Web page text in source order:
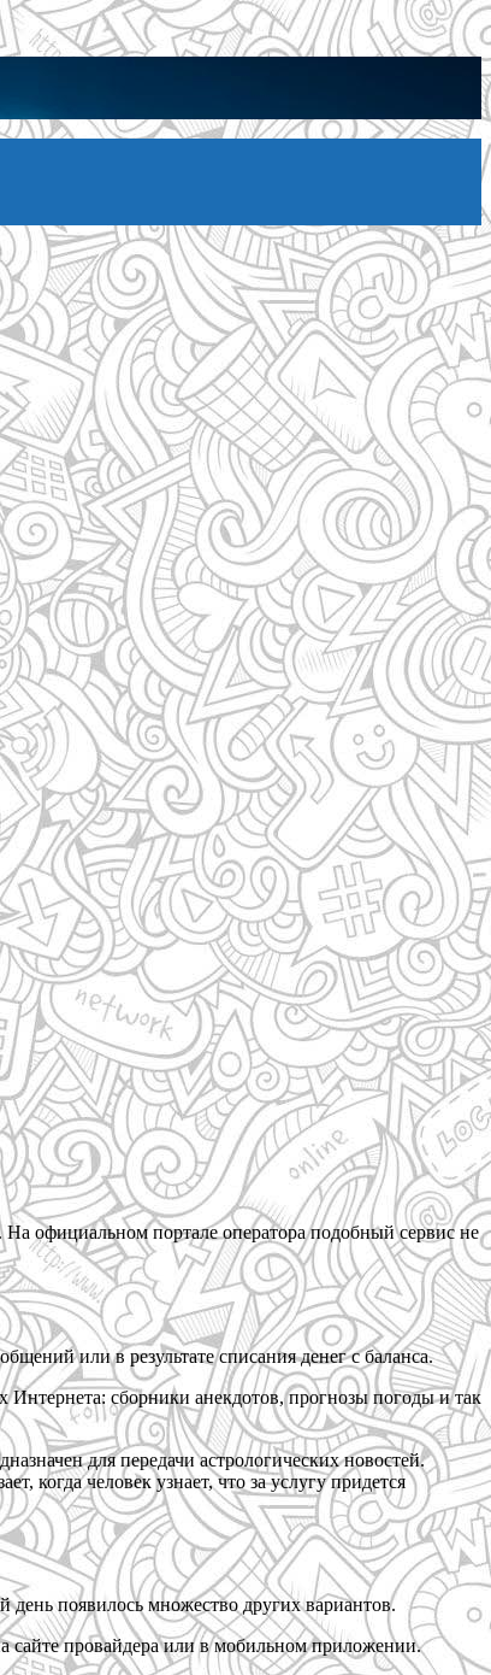
официальном портале оператора подобный сервис не
или в результате списания денег с баланса.
Интернета: сборники анекдотов, прогнозы погоды и так
для передачи астрологических новостей.
когда человек узнает, что за услугу придется
появилось множество других вариантов.
сайте провайдера или в мобильном приложении.